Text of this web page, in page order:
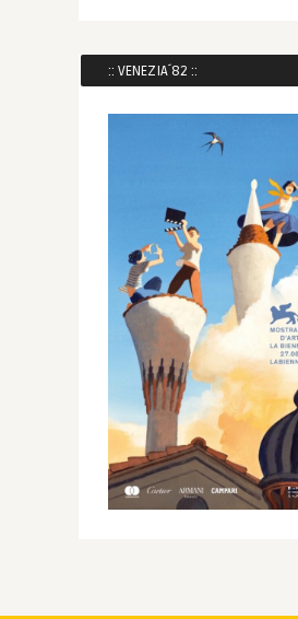
:: VENEZIA´82 ::